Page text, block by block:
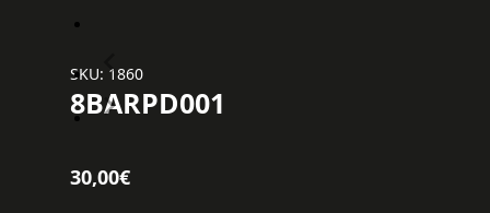
SKU: 1860
8BARPD001
30,00€